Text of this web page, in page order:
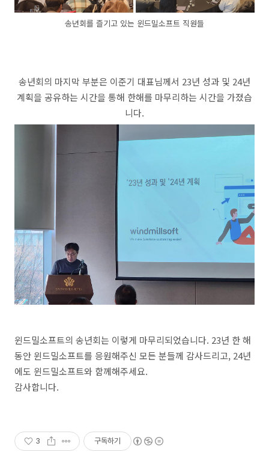
송년회를 즐기고 있는 윈드밀소프트 직원들
송년회의 마지막 부분은 이준기 대표님께서 23년 성과 및 24년
계획을 공유하는 시간을 통해 한해를 마무리하는 시간을 가졌습
니다.
윈드밀소프트의 송년회는 이렇게 마무리되었습니다. 23년 한 해
동안 윈드밀소프트를 응원해주신 모든 분들께 감사드리고, 24년
에도 윈드밀소프트와 함께해주세요.
감사합니다.
3 구독하기